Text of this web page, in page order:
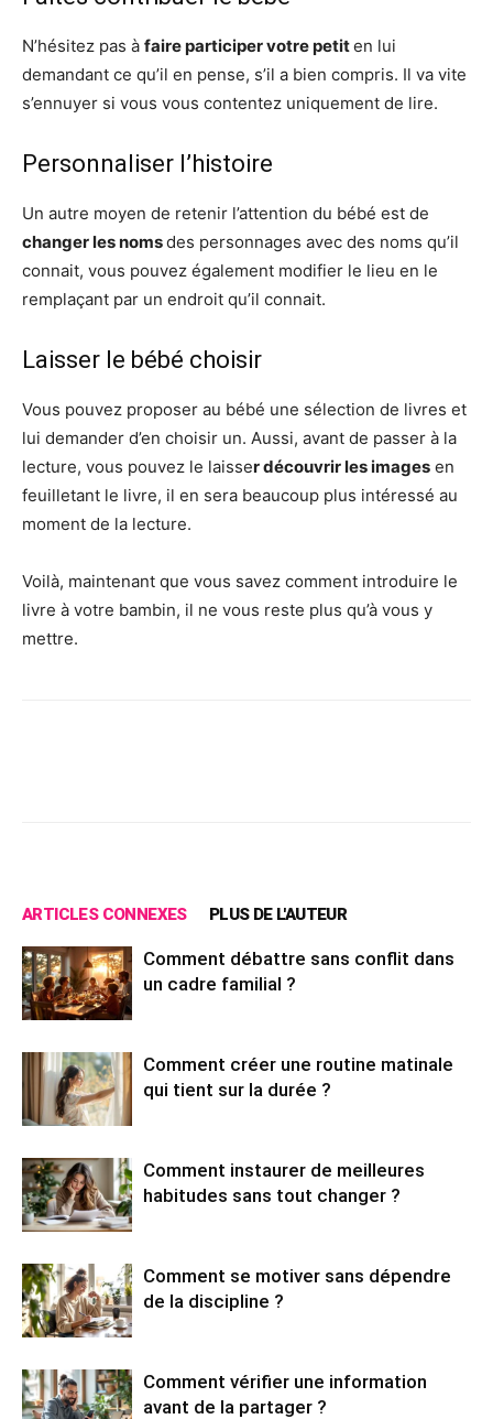
N’hésitez pas à faire participer votre petiten lui
demandant ce qu’il en pense, s’il a bien compris. Il va vite
s’ennuyer si vous vous contentez uniquement de lire.
Personnaliser l’histoire
Un autre moyen de retenir l’attention du bébé est de
changer les nomsdes personnages avec des noms qu’il
connait, vous pouvez également modifier le lieu en le
remplaçant par un endroit qu’il connait.
Laisser le bébé choisir
Vous pouvez proposer au bébé une sélection de livres et
lui demander d’en choisir un. Aussi, avant de passer à la
lecture, vous pouvez le laisser découvrir les images en
feuilletant le livre, il en sera beaucoup plus intéressé au
moment de la lecture.
Voilà, maintenant que vous savez comment introduire le
livre à votre bambin, il ne vous reste plus qu’à vous y
mettre.
ARTICLES CONNEXES PLUS DE L'AUTEUR
Comment débattre sans conflit dans
un cadre familial ?
Comment créer une routine matinale
qui tient sur la durée ?
Comment instaurer de meilleures
habitudes sans tout changer ?
Comment se motiver sans dépendre
de la discipline ?
Comment vérifier une information
avant de la partager ?